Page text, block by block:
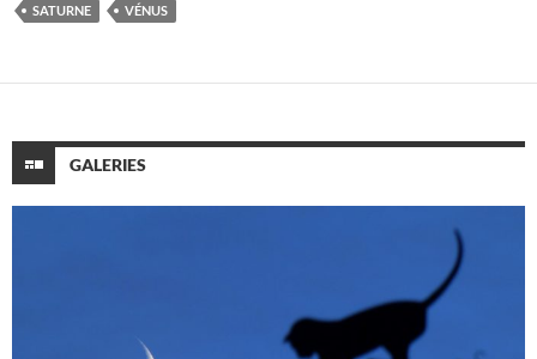
SATURNE
VÉNUS
GALERIES